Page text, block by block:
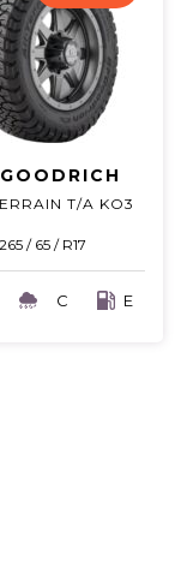
T/A KO3
265 / 65 / R17
C E